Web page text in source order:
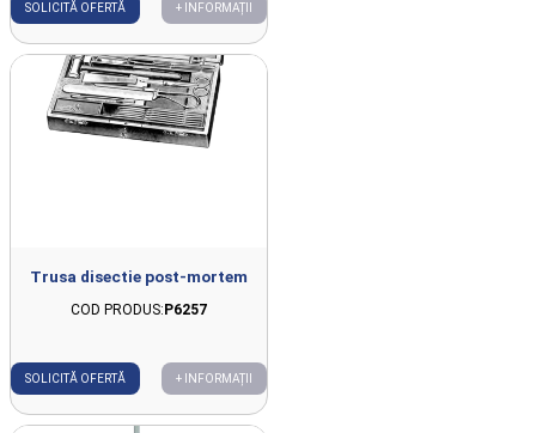
SOLICITĂ OFERTĂ + INFORMAȚII
Trusa disectie post-mortem
COD PRODUS:P6257
SOLICITĂ OFERTĂ + INFORMAȚII